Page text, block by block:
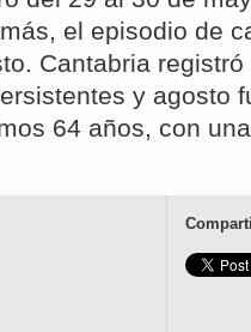
el episodio de
Cantabria
y agosto
64 años, con